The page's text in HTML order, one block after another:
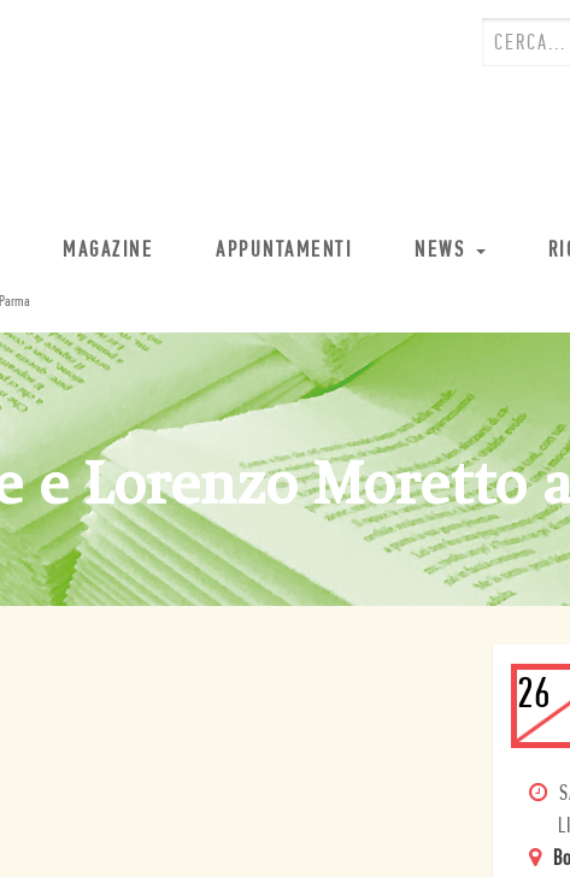
MAGAZINE APPUNTAMENTI NEWS
e Lorenzo Moretto
26